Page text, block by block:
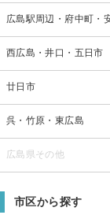
広島駅周辺・府中町・
西広島・井口・五日市
廿日市
呉・竹原・東広島
広島県その他
市区から探す